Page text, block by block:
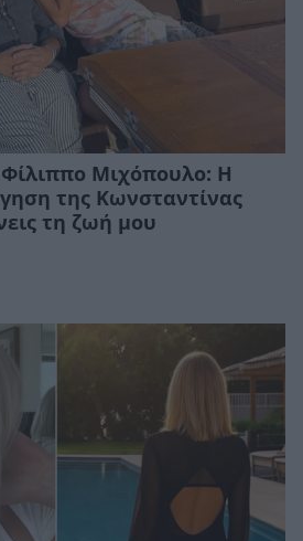
Φίλιππο Μιχόπουλο: Η
της Κωνσταντίνας
τη ζωή μου